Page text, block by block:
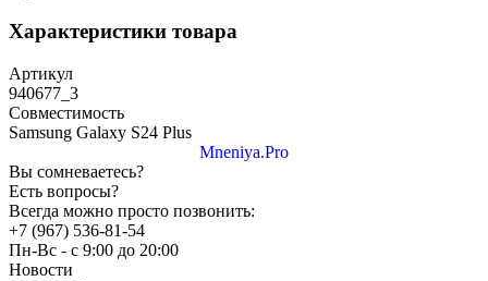
Характеристики товара
Артикул
940677_3
Совместимость
Samsung Galaxy S24 Plus
Mneniya.Pro
Вы сомневаетесь?
Есть вопросы?
Всегда можно просто позвонить:
+7 (967) 536-81-54
Пн-Вс - с 9:00 до 20:00
Новости